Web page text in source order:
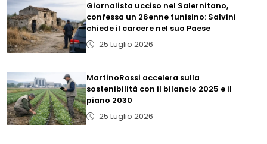
Giornalista ucciso nel Salernitano,
confessa un 26enne tunisino: Salvini
chiede il carcere nel suo Paese
25 Luglio 2026
MartinoRossi accelera sulla
sostenibilità con il bilancio 2025 e il
piano 2030
25 Luglio 2026